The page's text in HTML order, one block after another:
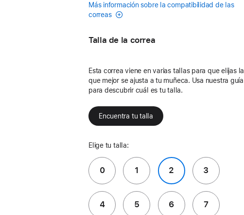
Más información sobre la compatibilidad de las
correas
Talla de la correa
Esta correa viene en varias tallas para que elijas la
que mejor se ajusta a tu muñeca. Usa nuestra guía
para descubrir cuál es tu talla.
Encuentra tu talla
Elige tu talla:
0 1 2 3
4 5 6 7